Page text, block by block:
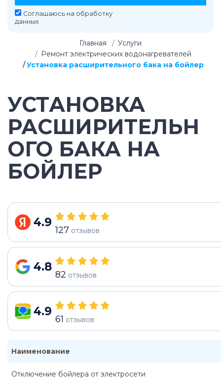
Соглашаюсь на обработку
данных
Главная
Услуги
Ремонт электрических водонагревателей
Установка расширительного бака на бойлер
УСТАНОВКА
РАСШИРИТЕЛЬН
ОГО БАКА НА
БОЙЛЕР
4.9
127 отзывов
4.8
82 отзывов
4.9
61 отзывов
Наименование
Отключение бойлера от электросети